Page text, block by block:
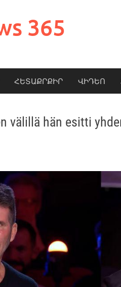
365
ՀԵՏԱՔՐՔԻՐ ՎԻԴԵՈ
välillä hän esitti